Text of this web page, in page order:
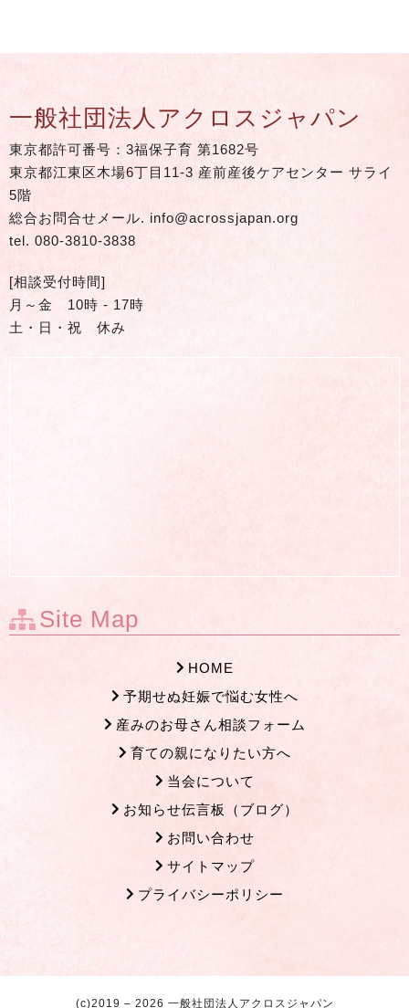
一般社団法人アクロスジャパン
東京都許可番号：3福保子育 第1682号
東京都江東区木場6丁目11-3 産前産後ケアセンター サライ
5階
総合お問合せメール. info@acrossjapan.org
tel. 080-3810-3838
[相談受付時間]
月～金 10時 - 17時
土・日・祝 休み
Site Map
HOME
予期せぬ妊娠で悩む女性へ
産みのお母さん相談フォーム
育ての親になりたい方へ
当会について
お知らせ伝言板（ブログ）
お問い合わせ
サイトマップ
プライバシーポリシー
(c)2019 – 2026 一般社団法人アクロスジャパン